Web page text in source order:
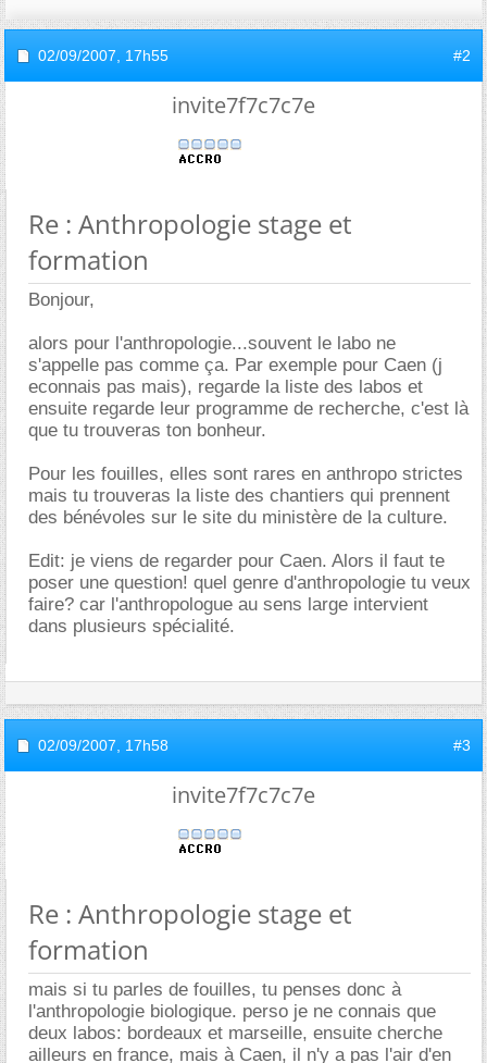
02/09/2007, 17h55 #2
invite7f7c7c7e
Re : Anthropologie stage et
formation
Bonjour,
alors pour l'anthropologie...souvent le labo ne
s'appelle pas comme ça. Par exemple pour Caen (j
econnais pas mais), regarde la liste des labos et
ensuite regarde leur programme de recherche, c'est là
que tu trouveras ton bonheur.
Pour les fouilles, elles sont rares en anthropo strictes
mais tu trouveras la liste des chantiers qui prennent
des bénévoles sur le site du ministère de la culture.
Edit: je viens de regarder pour Caen. Alors il faut te
poser une question! quel genre d'anthropologie tu veux
faire? car l'anthropologue au sens large intervient
dans plusieurs spécialité.
02/09/2007, 17h58 #3
invite7f7c7c7e
Re : Anthropologie stage et
formation
mais si tu parles de fouilles, tu penses donc à
l'anthropologie biologique. perso je ne connais que
deux labos: bordeaux et marseille, ensuite cherche
ailleurs en france, mais à Caen, il n'y a pas l'air d'en